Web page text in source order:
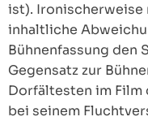
ist). Ironischerweise
inhaltliche
Bühnenfassung den
Gegensatz zur
Dorfältesten im Film
bei seinem